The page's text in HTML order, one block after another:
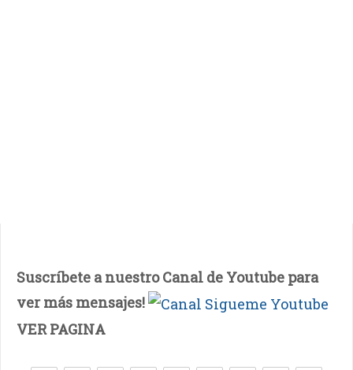
Suscríbete a nuestro Canal de Youtube para
ver más mensajes!
VER PAGINA